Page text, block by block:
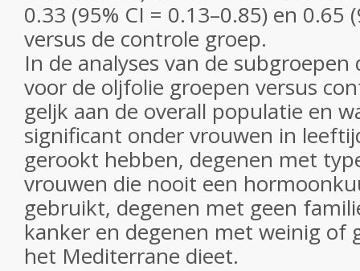
0.33 (95% CI = 0.13–0.85) en 0.65
versus de controle groep.
In de analyses van de subgroepen
voor de oljfolie groepen versus
geljk aan de overall populatie en
significant onder vrouwen in
gerookt hebben, degenen met
vrouwen die nooit een
gebruikt, degenen met geen
kanker en degenen met weinig of
het Mediterrane dieet.